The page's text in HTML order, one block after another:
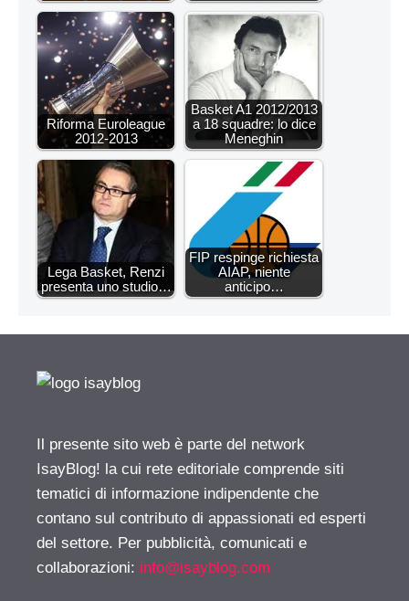
Riforma Euroleague
2012-2013
Basket A1 2012/2013
a 18 squadre: lo dice
Meneghin
Lega Basket, Renzi
presenta uno studio…
FIP respinge richiesta
AIAP, niente
anticipo…
Il presente sito web è parte del network
IsayBlog! la cui rete editoriale comprende siti
tematici di informazione indipendente che
contano sul contributo di appassionati ed esperti
del settore. Per pubblicità, comunicati e
collaborazioni: info@isayblog.com